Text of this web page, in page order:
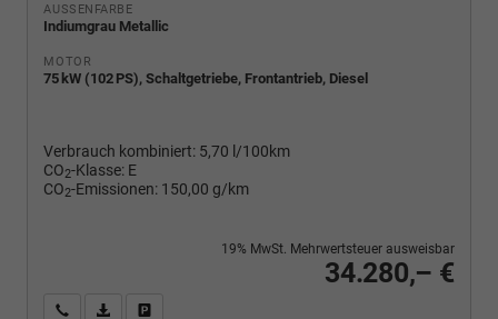
AUSSENFARBE
Indiumgrau Metallic
MOTOR
75 kW (102 PS), Schaltgetriebe, Frontantrieb, Diesel
Verbrauch kombiniert: 5,70 l/100km
CO2-Klasse: E
CO2-Emissionen: 150,00 g/km
34.280,– €
19% MwSt. Mehrwertsteuer ausweisbar
Wir rufen Sie anPDF-Fahrzeugexposé drucken